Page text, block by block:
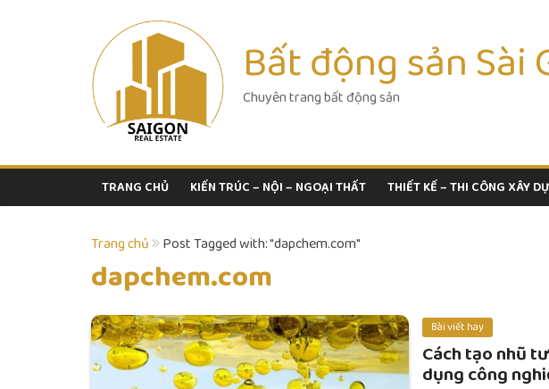
Bất động sản Sài
Chuyên trang bất động sản
TRANG CHỦ KIẾN TRÚC – NỘI – NGOẠI THẤT THIẾT KẾ – THI CÔNG XÂY
Trang chủ Post Tagged with: "dapchem.com"
dapchem.com
Bài viết hay
Cách tạo nhũ
dụng công